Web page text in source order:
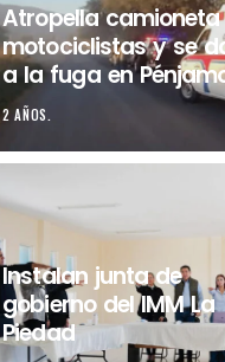
Atropella
motociclistas y se
a la fuga en
2 AÑOS.
Instalan junta de
gobierno del IMM La
Piedad